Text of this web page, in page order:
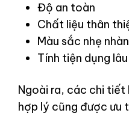
Độ an toàn
Chất liệu thân
Màu sắc nhẹ
Tính tiện dụng
Ngoài ra, các chi
hợp lý cũng được ưu